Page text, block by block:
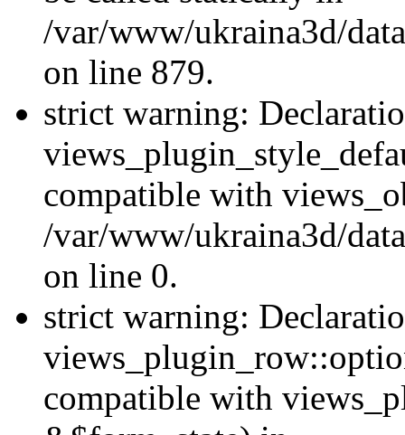
/var/www/ukraina3d/
on line 879.
strict warning:
compatible with
/var/www/ukraina3d/
on line 0.
strict warning:
compatible with